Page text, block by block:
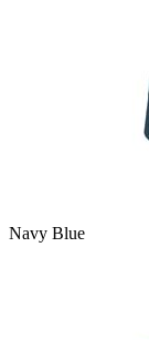
Navy Blue